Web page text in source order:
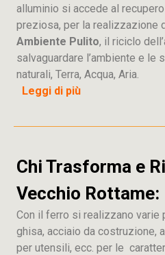
alluminio si accede al
preziosa, per la realizzazione
Ambiente Pulito, il riciclo
salvaguardare l’ambiente e le
naturali, Terra, Acqua, Aria.
Leggi di più
Chi Trasforma e
Vecchio Rottame:
Con il ferro si realizzano varie
ghisa, acciaio da costruzione,
per utensili, ecc. per le